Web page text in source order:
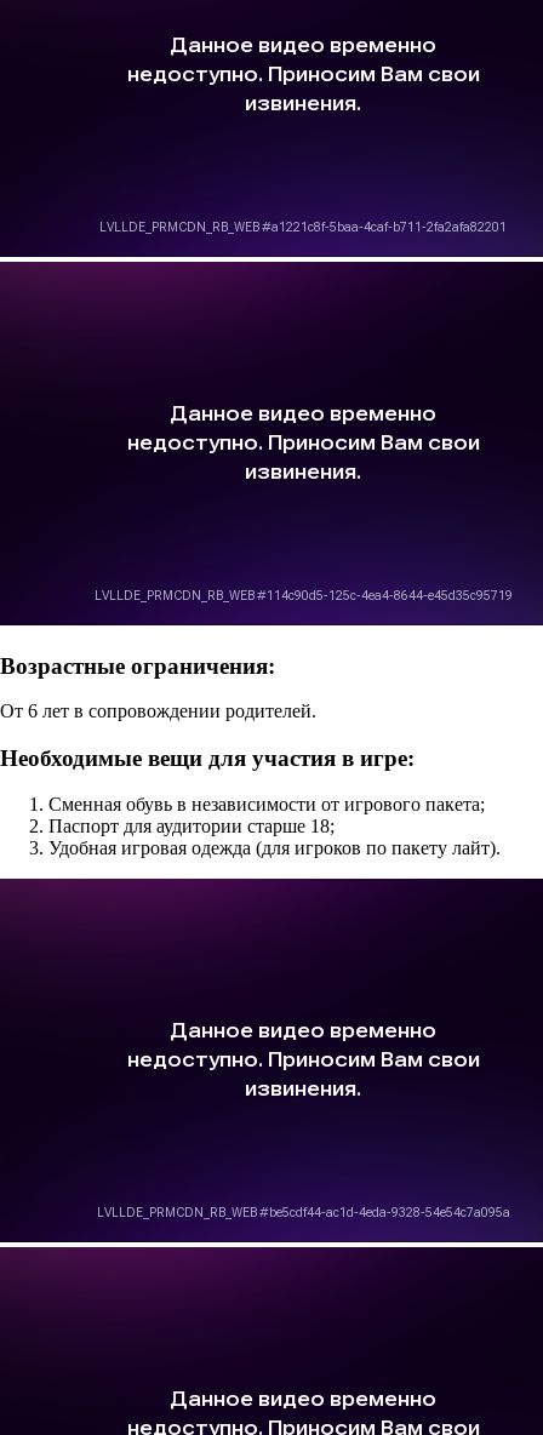
Возрастные ограничения:
От 6 лет в сопровождении родителей.
Необходимые вещи для участия в игре:
Сменная обувь в независимости от игрового пакета;
Паспорт для аудитории старше 18;
Удобная игровая одежда (для игроков по пакету лайт).